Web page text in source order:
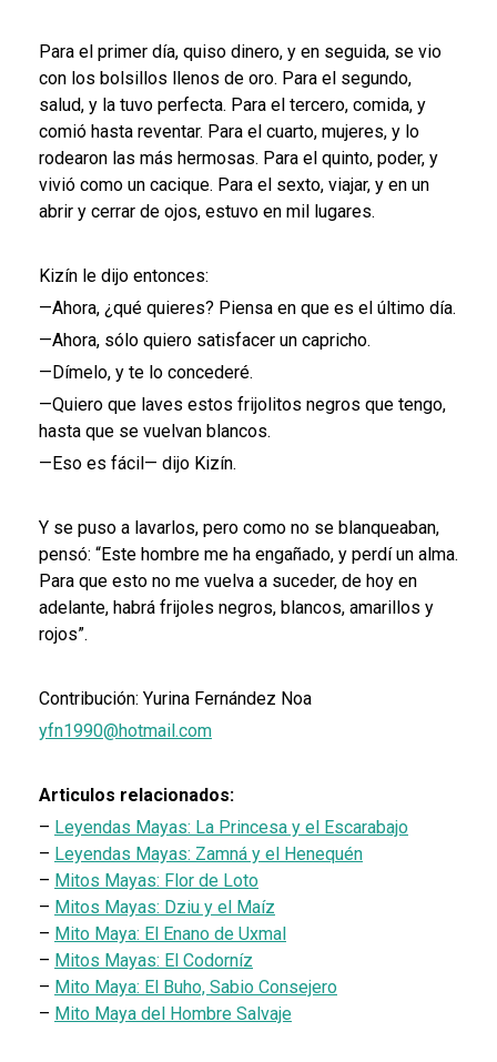
Para el primer día, quiso dinero, y en seguida, se vio
con los bolsillos llenos de oro. Para el segundo,
salud, y la tuvo perfecta. Para el tercero, comida, y
comió hasta reventar. Para el cuarto, mujeres, y lo
rodearon las más hermosas. Para el quinto, poder, y
vivió como un cacique. Para el sexto, viajar, y en un
abrir y cerrar de ojos, estuvo en mil lugares.
Kizín le dijo entonces:
—Ahora, ¿qué quieres? Piensa en que es el último día.
—Ahora, sólo quiero satisfacer un capricho.
—Dímelo, y te lo concederé.
—Quiero que laves estos frijolitos negros que tengo,
hasta que se vuelvan blancos.
—Eso es fácil— dijo Kizín.
Y se puso a lavarlos, pero como no se blanqueaban,
pensó: “Este hombre me ha engañado, y perdí un alma.
Para que esto no me vuelva a suceder, de hoy en
adelante, habrá frijoles negros, blancos, amarillos y
rojos”.
Contribución: Yurina Fernández Noa
yfn1990@hotmail.com
Articulos relacionados:
– Leyendas Mayas: La Princesa y el Escarabajo
– Leyendas Mayas: Zamná y el Henequén
– Mitos Mayas: Flor de Loto
– Mitos Mayas: Dziu y el Maíz
– Mito Maya: El Enano de Uxmal
– Mitos Mayas: El Codorníz
– Mito Maya: El Buho, Sabio Consejero
– Mito Maya del Hombre Salvaje